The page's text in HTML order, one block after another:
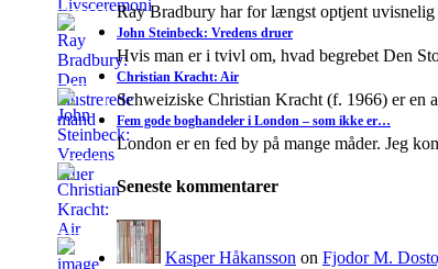
Ray Bradbury har for længst optjent
John Steinbeck: Vredens druer
Hvis man er i tvivl om, hvad begrebet Den
Christian Kracht: Air
Schweiziske Christian Kracht (f. 1966) er en
Fem gode boghandeler i London – som ikke er…
London er en fed by på mange måder. Jeg
Seneste kommentarer
Kasper Håkansson on Fjodor M.